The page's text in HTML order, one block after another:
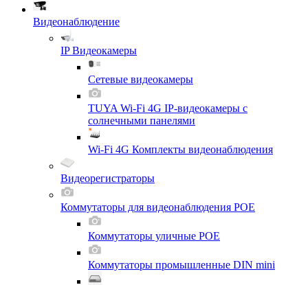
Видеонаблюдение
IP Видеокамеры
Сетевые видеокамеры
TUYA Wi-Fi 4G IP-видеокамеры с
солнечными панелями
Wi-Fi 4G Комплекты видеонаблюдения
Видеорегистраторы
Коммутаторы для видеонаблюдения POE
Коммутаторы уличные POE
Коммутаторы промышленные DIN mini